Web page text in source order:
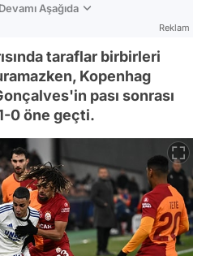
Aşağıda
Reklam
taraflar birbirleri
Kopenhag
pası sonrası
0 öne geçti.